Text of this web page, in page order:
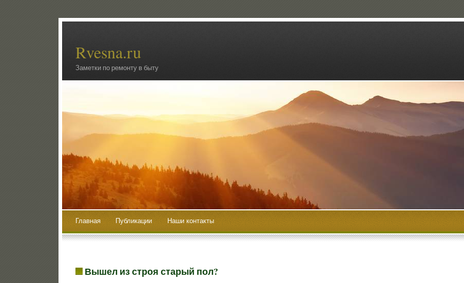
Rvesna.ru
Заметки по ремонту в быту
Главная Публикации Наши контакты
Вышел из строя старый пол?